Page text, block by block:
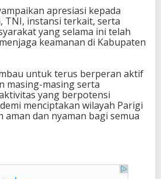
apresiasi kepada
TNI, instansi terkait, serta
yang selama ini telah
keamanan di Kabupaten
untuk terus berperan aktif
masing-masing serta
yang berpotensi
menciptakan wilayah Parigi
dan nyaman bagi semua